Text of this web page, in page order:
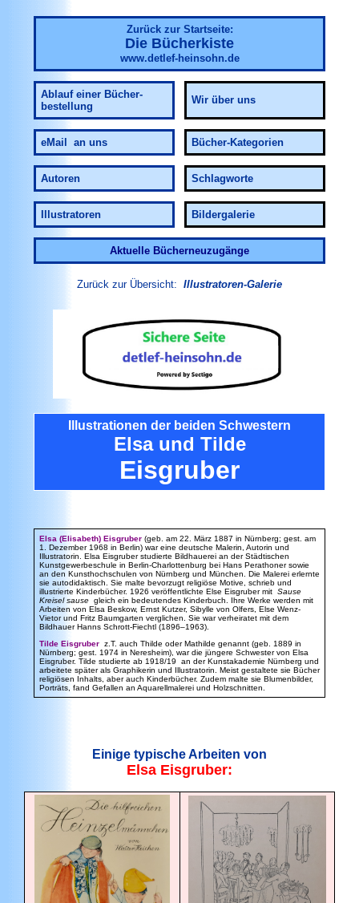
Zurück zur Startseite:
Die Bücherkiste
www.detlef-heinsohn.de
Ablauf einer Bücher-
bestellung
Wir über uns
eMail an uns Bücher-Kategorien
Autoren Schlagworte
Illustratoren Bildergalerie
Aktuelle Bücherneuzugänge
Zurück zur Übersicht: Illustratoren-Galerie
Illustrationen der beiden Schwestern
Elsa und Tilde
Eisgruber
Elsa (Elisabeth) Eisgruber (geb. am 22. März 1887 in Nürnberg; gest. am
1. Dezember 1968 in Berlin) war eine deutsche Malerin, Autorin und
Illustratorin. Elsa Eisgruber studierte Bildhauerei an der Städtischen
Kunstgewerbeschule in Berlin-Charlottenburg bei Hans Perathoner sowie
an den Kunsthochschulen von Nürnberg und München. Die Malerei erlernte
sie autodidaktisch. Sie malte bevorzugt religiöse Motive, schrieb und
illustrierte Kinderbücher. 1926 veröffentlichte Else Eisgruber mit Sause
Kreisel sause gleich ein bedeutendes Kinderbuch. Ihre Werke werden mit
Arbeiten von Elsa Beskow, Ernst Kutzer, Sibylle von Olfers, Else Wenz-
Vietor und Fritz Baumgarten verglichen. Sie war verheiratet mit dem
Bildhauer Hanns Schrott-Fiechtl (1896–1963).
Tilde Eisgruber z.T. auch Thilde oder Mathilde genannt (geb. 1889 in
Nürnberg; gest. 1974 in Neresheim) , war die jüngere Schwester von Elsa
Eisgruber. Tilde studierte ab 1918/19 an der Kunstakademie Nürnberg und
arbeitete später als Graphikerin und Illustratorin. Meist gestaltete sie Bücher
religiösen Inhalts, aber auch Kinderbücher. Zudem malte sie Blumenbilder,
Porträts, fand Gefallen an Aquarellmalerei und Holzschnitten.
Einige typische Arbeiten von
Elsa Eisgruber: